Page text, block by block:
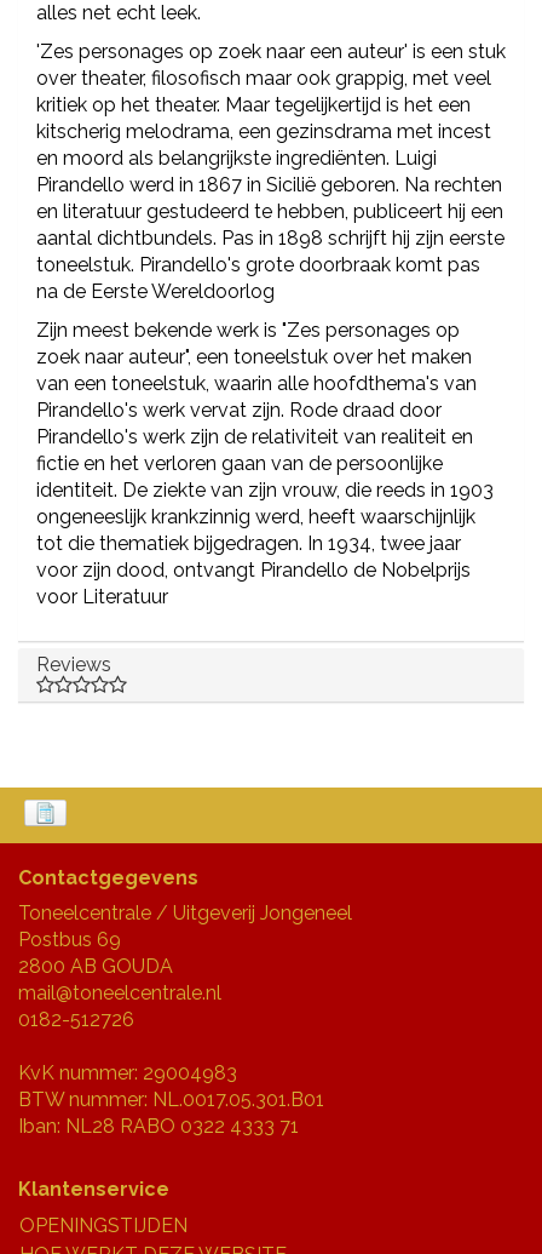
alles net echt leek.
'Zes personages op zoek naar een auteur' is een stuk
over theater, filosofisch maar ook grappig, met veel
kritiek op het theater. Maar tegelijkertijd is het een
kitscherig melodrama, een gezinsdrama met incest
en moord als belangrijkste ingrediënten. Luigi
Pirandello werd in 1867 in Sicilië geboren. Na rechten
en literatuur gestudeerd te hebben, publiceert hij een
aantal dichtbundels. Pas in 1898 schrijft hij zijn eerste
toneelstuk. Pirandello's grote doorbraak komt pas
na de Eerste Wereldoorlog
Zijn meest bekende werk is "Zes personages op
zoek naar auteur", een toneelstuk over het maken
van een toneelstuk, waarin alle hoofdthema's van
Pirandello's werk vervat zijn. Rode draad door
Pirandello's werk zijn de relativiteit van realiteit en
fictie en het verloren gaan van de persoonlijke
identiteit. De ziekte van zijn vrouw, die reeds in 1903
ongeneeslijk krankzinnig werd, heeft waarschijnlijk
tot die thematiek bijgedragen. In 1934, twee jaar
voor zijn dood, ontvangt Pirandello de Nobelprijs
voor Literatuur
Reviews
Contactgegevens
Toneelcentrale / Uitgeverij Jongeneel
Postbus 69
2800 AB GOUDA
mail@toneelcentrale.nl
0182-512726
KvK nummer: 29004983
BTW nummer: NL.0017.05.301.B01
Iban: NL28 RABO 0322 4333 71
Klantenservice
OPENINGSTIJDEN